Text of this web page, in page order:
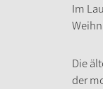
Im
Die
der